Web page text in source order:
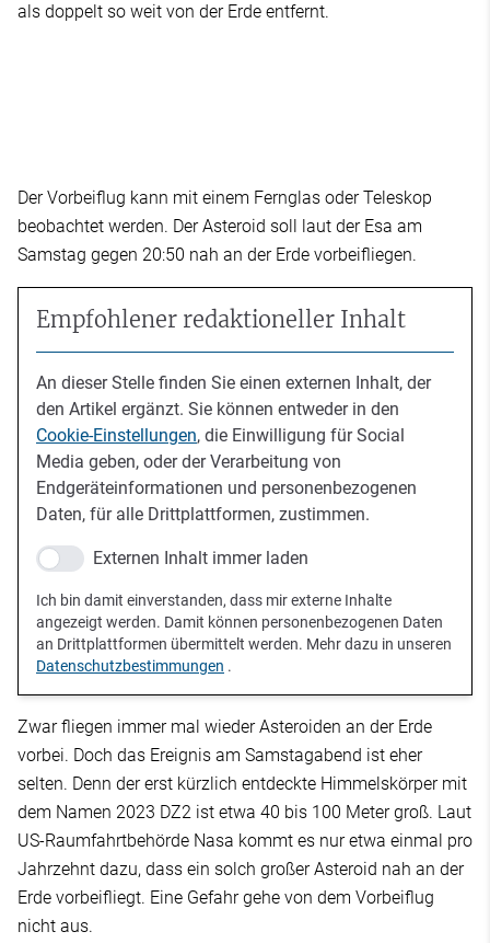
als doppelt so weit von der Erde entfernt.
Der Vorbeiflug kann mit einem Fernglas oder Teleskop
beobachtet werden. Der Asteroid soll laut der Esa am
Samstag gegen 20:50 nah an der Erde vorbeifliegen.
Empfohlener redaktioneller Inhalt
An dieser Stelle finden Sie einen externen Inhalt, der
den Artikel ergänzt. Sie können entweder in den
Cookie-Einstellungen, die Einwilligung für Social
Media geben, oder der Verarbeitung von
Endgeräteinformationen und personenbezogenen
Daten, für alle Drittplattformen, zustimmen.
Externen Inhalt immer laden
Ich bin damit einverstanden, dass mir externe Inhalte
angezeigt werden. Damit können personenbezogenen Daten
an Drittplattformen übermittelt werden. Mehr dazu in unseren
Datenschutzbestimmungen .
Zwar fliegen immer mal wieder Asteroiden an der Erde
vorbei. Doch das Ereignis am Samstagabend ist eher
selten. Denn der erst kürzlich entdeckte Himmelskörper mit
dem Namen 2023 DZ2 ist etwa 40 bis 100 Meter groß. Laut
US-Raumfahrtbehörde Nasa kommt es nur etwa einmal pro
Jahrzehnt dazu, dass ein solch großer Asteroid nah an der
Erde vorbeifliegt. Eine Gefahr gehe von dem Vorbeiflug
nicht aus.